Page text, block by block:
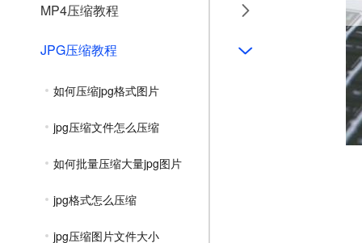
MP4压缩教程
JPG压缩教程
如何压缩jpg格式图片
jpg压缩文件怎么压缩
如何批量压缩大量jpg图片
jpg格式怎么压缩
jpg压缩图片文件大小